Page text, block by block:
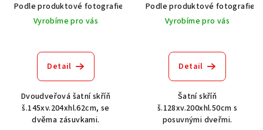
Podle produktové fotografie
Akát vintage BT1551
Dub světlý
Vyrobíme pro vás
Detail
Dvoudveřová šatní skříň
š.145xv.204xhl.62cm, se
dvěma zásuvkami.
Podle produktové fotografie
Vyrobíme pro vás
Detail
Šatní skříň
š.128xv.200xhl.50cm s
posuvnými dveřmi.